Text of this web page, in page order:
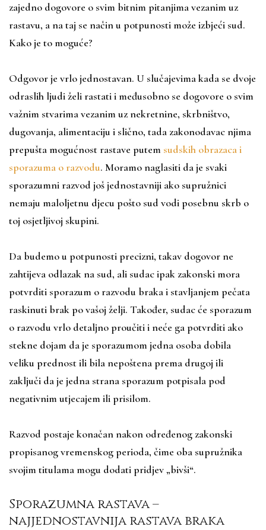
zajedno dogovore o svim bitnim pitanjima vezanim uz
rastavu, a na taj se način u potpunosti može izbjeći sud.
Kako je to moguće?
Odgovor je vrlo jednostavan. U slučajevima kada se dvoje
odraslih ljudi želi rastati i međusobno se dogovore o svim
važnim stvarima vezanim uz nekretnine, skrbništvo,
dugovanja, alimentaciju i slično, tada zakonodavac njima
prepušta mogućnost rastave putem sudskih obrazaca i
sporazuma o razvodu. Moramo naglasiti da je svaki
sporazumni razvod još jednostavniji ako supružnici
nemaju maloljetnu djecu pošto sud vodi posebnu skrb o
toj osjetljivoj skupini.
Da budemo u potpunosti precizni, takav dogovor ne
zahtijeva odlazak na sud, ali sudac ipak zakonski mora
potvrditi sporazum o razvodu braka i stavljanjem pečata
raskinuti brak po vašoj želji. Također, sudac će sporazum
o razvodu vrlo detaljno proučiti i neće ga potvrditi ako
stekne dojam da je sporazumom jedna osoba dobila
veliku prednost ili bila nepoštena prema drugoj ili
zaključi da je jedna strana sporazum potpisala pod
negativnim utjecajem ili prisilom.
Razvod postaje konačan nakon određenog zakonski
propisanog vremenskog perioda, čime oba supružnika
svojim titulama mogu dodati pridjev „bivši“.
Sporazumna rastava –
najjednostavnija rastava braka